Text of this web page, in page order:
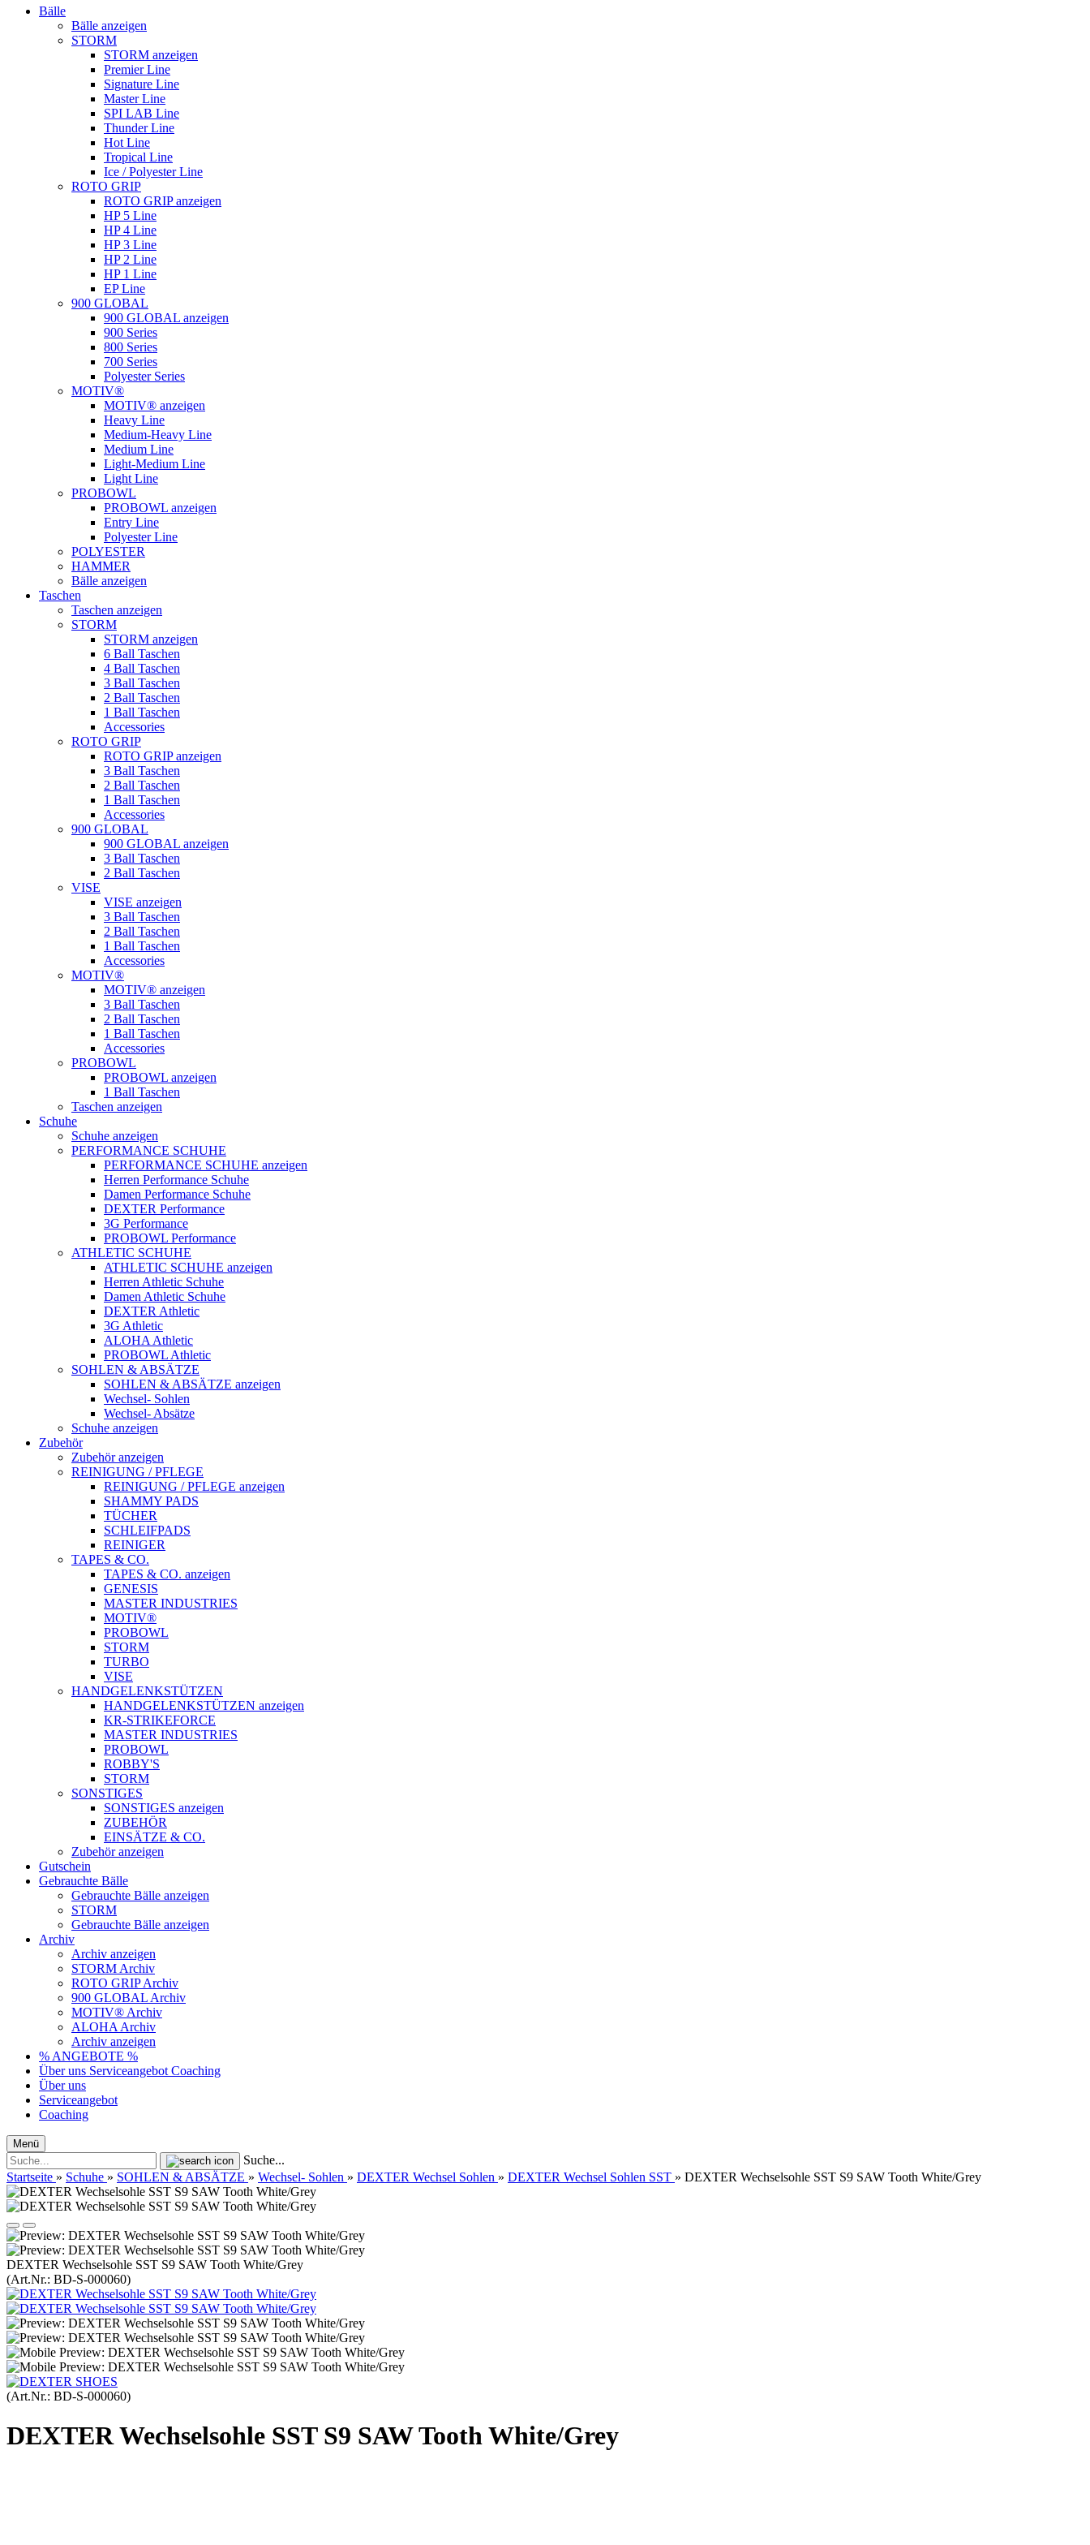
Bälle
Bälle anzeigen
STORM
STORM anzeigen
Premier Line
Signature Line
Master Line
SPI LAB Line
Thunder Line
Hot Line
Tropical Line
Ice / Polyester Line
ROTO GRIP
ROTO GRIP anzeigen
HP 5 Line
HP 4 Line
HP 3 Line
HP 2 Line
HP 1 Line
EP Line
900 GLOBAL
900 GLOBAL anzeigen
900 Series
800 Series
700 Series
Polyester Series
MOTIV®
MOTIV® anzeigen
Heavy Line
Medium-Heavy Line
Medium Line
Light-Medium Line
Light Line
PROBOWL
PROBOWL anzeigen
Entry Line
Polyester Line
POLYESTER
HAMMER
Bälle anzeigen
Taschen
Taschen anzeigen
STORM
STORM anzeigen
6 Ball Taschen
4 Ball Taschen
3 Ball Taschen
2 Ball Taschen
1 Ball Taschen
Accessories
ROTO GRIP
ROTO GRIP anzeigen
3 Ball Taschen
2 Ball Taschen
1 Ball Taschen
Accessories
900 GLOBAL
900 GLOBAL anzeigen
3 Ball Taschen
2 Ball Taschen
VISE
VISE anzeigen
3 Ball Taschen
2 Ball Taschen
1 Ball Taschen
Accessories
MOTIV®
MOTIV® anzeigen
3 Ball Taschen
2 Ball Taschen
1 Ball Taschen
Accessories
PROBOWL
PROBOWL anzeigen
1 Ball Taschen
Taschen anzeigen
Schuhe
Schuhe anzeigen
PERFORMANCE SCHUHE
PERFORMANCE SCHUHE anzeigen
Herren Performance Schuhe
Damen Performance Schuhe
DEXTER Performance
3G Performance
PROBOWL Performance
ATHLETIC SCHUHE
ATHLETIC SCHUHE anzeigen
Herren Athletic Schuhe
Damen Athletic Schuhe
DEXTER Athletic
3G Athletic
ALOHA Athletic
PROBOWL Athletic
SOHLEN & ABSÄTZE
SOHLEN & ABSÄTZE anzeigen
Wechsel- Sohlen
Wechsel- Absätze
Schuhe anzeigen
Zubehör
Zubehör anzeigen
REINIGUNG / PFLEGE
REINIGUNG / PFLEGE anzeigen
SHAMMY PADS
TÜCHER
SCHLEIFPADS
REINIGER
TAPES & CO.
TAPES & CO. anzeigen
GENESIS
MASTER INDUSTRIES
MOTIV®
PROBOWL
STORM
TURBO
VISE
HANDGELENKSTÜTZEN
HANDGELENKSTÜTZEN anzeigen
KR-STRIKEFORCE
MASTER INDUSTRIES
PROBOWL
ROBBY'S
STORM
SONSTIGES
SONSTIGES anzeigen
ZUBEHÖR
EINSÄTZE & CO.
Zubehör anzeigen
Gutschein
Gebrauchte Bälle
Gebrauchte Bälle anzeigen
STORM
Gebrauchte Bälle anzeigen
Archiv
Archiv anzeigen
STORM Archiv
ROTO GRIP Archiv
900 GLOBAL Archiv
MOTIV® Archiv
ALOHA Archiv
Archiv anzeigen
% ANGEBOTE %
Über uns Serviceangebot Coaching
Über uns
Serviceangebot
Coaching
Menü
Suche...
Startseite » Schuhe » SOHLEN & ABSÄTZE » Wechsel- Sohlen » DEXTER Wechsel Sohlen » DEXTER Wechsel Sohlen SST » DEXTER Wechselsohle SST S9 SAW Tooth White/Grey
DEXTER Wechselsohle SST S9 SAW Tooth White/Grey
(Art.Nr.: BD-S-000060)
(Art.Nr.: BD-S-000060)
DEXTER Wechselsohle SST S9 SAW Tooth White/Grey